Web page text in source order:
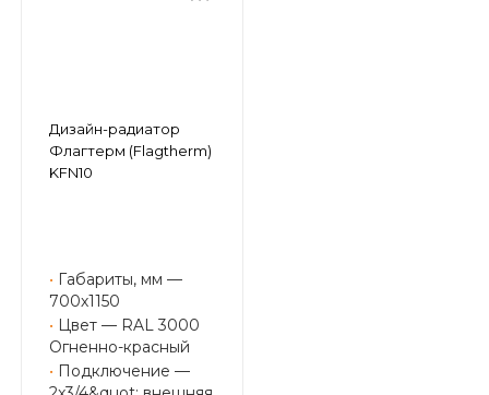
Дизайн-радиатор
Флагтерм (Flagtherm)
KFN10
• Габариты, мм —
700х1150
• Цвет — RAL 3000
Огненно-красный
• Подключение —